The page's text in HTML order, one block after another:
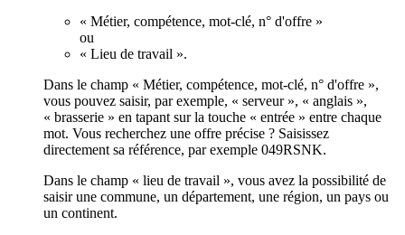
« Métier, compétence, mot-clé, n° d'offre »
ou
« Lieu de travail ».
Dans le champ « Métier, compétence, mot-clé, n° d'offre »,
vous pouvez saisir, par exemple, « serveur », « anglais »,
« brasserie » en tapant sur la touche « entrée » entre chaque
mot. Vous recherchez une offre précise ? Saisissez
directement sa référence, par exemple 049RSNK.
Dans le champ « lieu de travail », vous avez la possibilité de
saisir une commune, un département, une région, un pays ou
un continent.